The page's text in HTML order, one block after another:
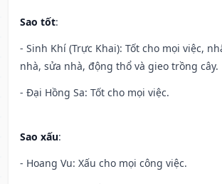
Sao tốt:
- Sinh Khí (Trực Khai): Tốt cho mọi việc,
nhà, sửa nhà, động thổ và gieo trồng cây.
- Đại Hồng Sa: Tốt cho mọi việc.
Sao xấu:
- Hoang Vu: Xấu cho mọi công việc.